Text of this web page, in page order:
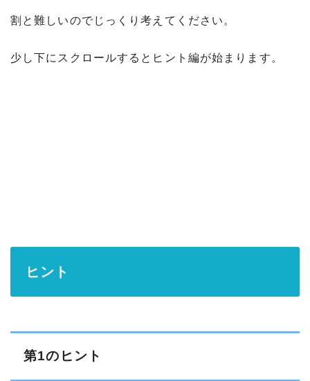
割と難しいのでじっくり考えてください。
少し下にスクロールするとヒント編が始まります。
ヒント
第1のヒント